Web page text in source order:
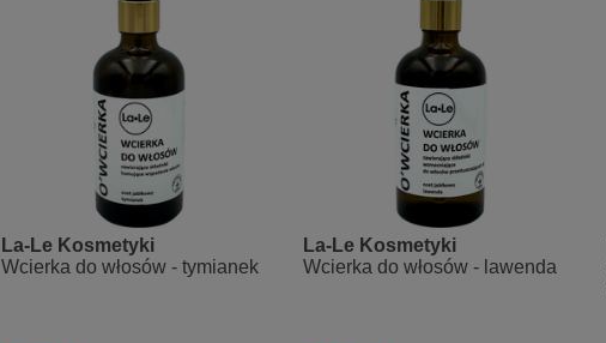
La-Le Kosmetyki
Wcierka do włosów - tymianek
La-Le Kosmetyki
Wcierka do włosów - lawenda